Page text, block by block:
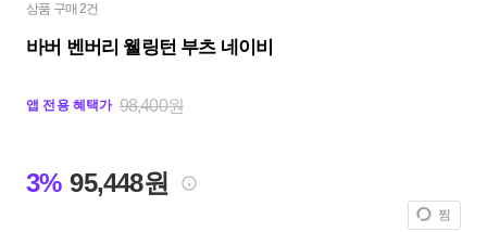
상품 구매 2건
바버 벤버리 웰링턴 부츠 네이비
앱 전용 혜택가 98,400원
3% 95,448원
찜